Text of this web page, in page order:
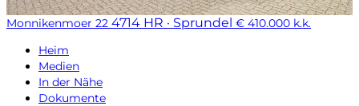
Monnikenmoer 22 4714 HR · Sprundel € 410.000 k.k.
Heim
Medien
In der Nähe
Dokumente